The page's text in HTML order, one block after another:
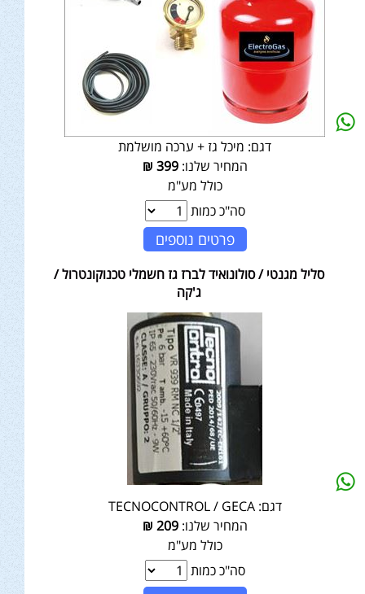
דגם: מיכל גז + ערכה מושלמת
המחיר שלנו:399
₪
כולל מע"מ
סה"כ כמות
פרטים נוספים
סליל מגנטי / סולונואיד לברז גז חשמלי טכנוקונטרול /
ג'קה
דגם: TECNOCONTROL / GECA
המחיר שלנו:209
₪
כולל מע"מ
סה"כ כמות